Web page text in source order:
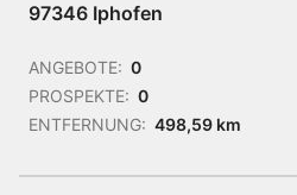
97346 Iphofen
ANGEBOTE: 0
PROSPEKTE: 0
ENTFERNUNG: 498,59 km